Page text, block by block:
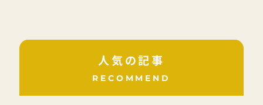
人気の記事
RECOMMEND